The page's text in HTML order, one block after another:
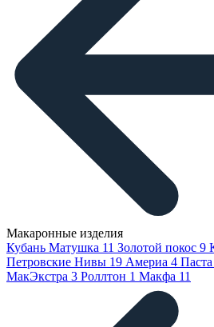
Макаронные изделия
Кубань Матушка 11 Золотой покос 9
Петровские Нивы 19 Америа 4 Паста
МакЭкстра 3 Роллтон 1 Макфа 11